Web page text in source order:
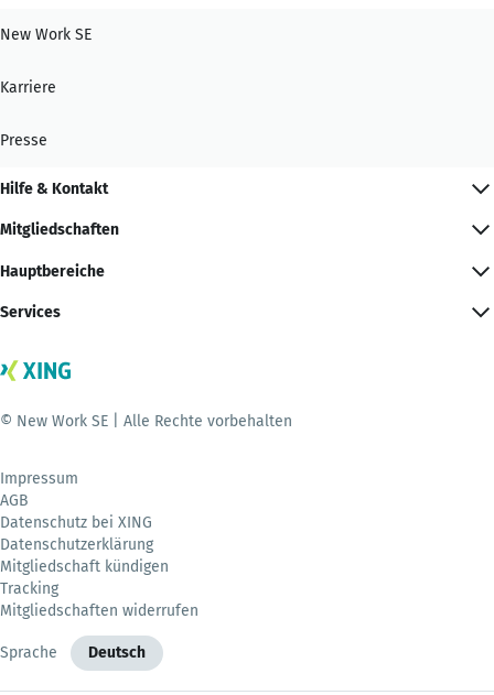
New Work SE
Karriere
Presse
Hilfe & Kontakt
Mitgliedschaften
Hauptbereiche
Services
© New Work SE | Alle Rechte vorbehalten
Impressum
AGB
Datenschutz bei XING
Datenschutzerklärung
Mitgliedschaft kündigen
Tracking
Mitgliedschaften widerrufen
Sprache Deutsch